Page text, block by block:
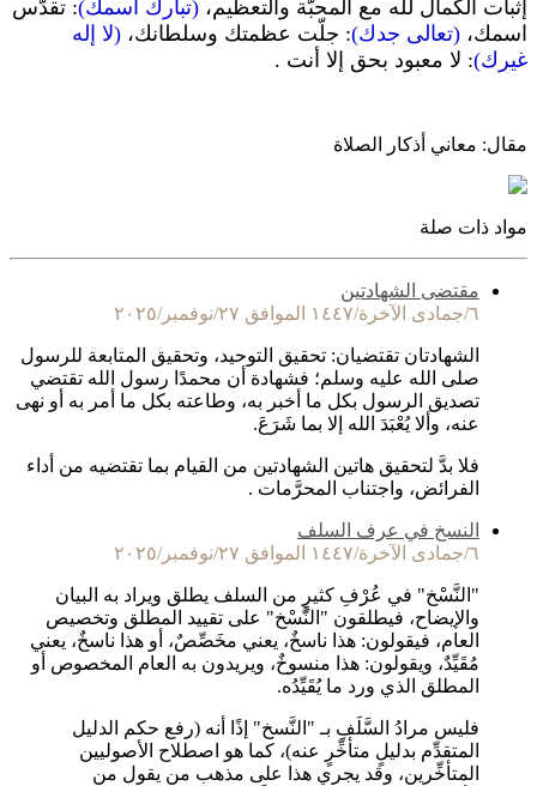
إثبات الكمال لله مع المحبّة والتعظيم، (تبارك اسمك): تقدّس
اسمك، (تعالى جدك): جلّت عظمتك وسلطانك، (لا إله
غيرك): لا معبود بحق إلا أنت .
مقال: معاني أذكار الصلاة
مواد ذات صلة
مقتضى الشهادتين
٦/جمادى الآخرة/١٤٤٧ الموافق ٢٧/نوفمبر/٢٠٢٥
الشهادتان تقتضيان: تحقيق التوحيد، وتحقيق المتابعة للرسول
صلى الله عليه وسلم؛ فشهادة أن محمدًا رسول الله تقتضي
تصديق الرسول بكل ما أخبر به، وطاعته بكل ما أمر به أو نهى
عنه، وألا يُعْبَدَ الله إلا بما شَرَعَ.
فلا بدَّ لتحقيق هاتين الشهادتين من القيام بما تقتضيه من أداء
الفرائض، واجتناب المحرَّمات .
النسخ في عرف السلف
٦/جمادى الآخرة/١٤٤٧ الموافق ٢٧/نوفمبر/٢٠٢٥
"النَّسْخ" في عُرْفِ كثيرٍ من السلف يطلق ويراد به البيان
والإيضاح، فيطلقون "النَّسْخ" على تقييد المطلق وتخصيص
العام، فيقولون: هذا ناسخٌ، يعني مخَصِّصٌ، أو هذا ناسخٌ، يعني
مُقَيِّدٌ، ويقولون: هذا منسوخٌ، ويريدون به العام المخصوص أو
المطلق الذي ورد ما يُقَيِّدُه.
فليس مرادُ السَّلَفِ بـ "النَّسخ" إذًا أنه (رفع حكم الدليل
المتقدِّم بدليلٍ متأخِّرٍ عنه)، كما هو اصطلاح الأصوليين
المتأخِّرين، وقد يجري هذا على مذهب من يقول من